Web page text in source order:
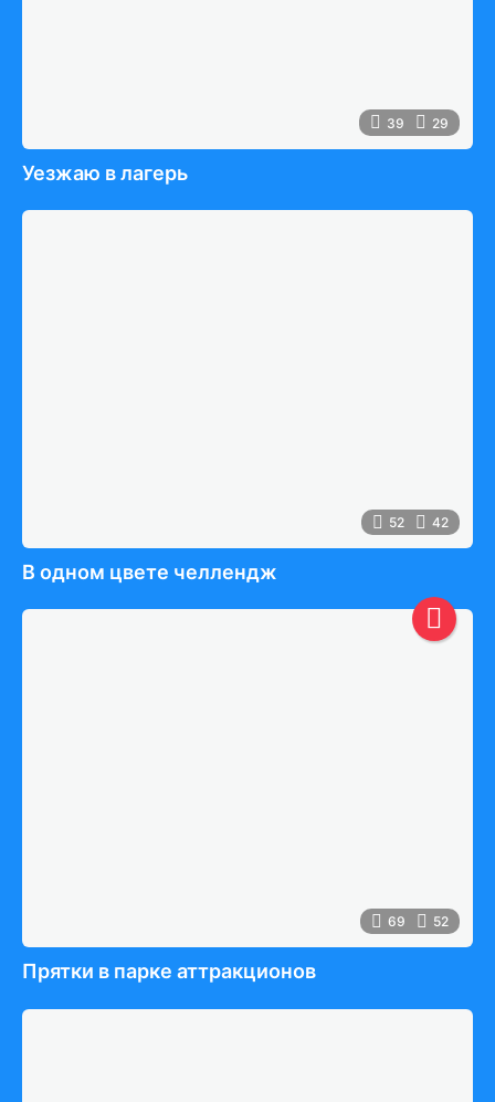
39 29
Уезжаю в лагерь
52 42
В одном цвете челлендж
69 52
Прятки в парке аттракционов